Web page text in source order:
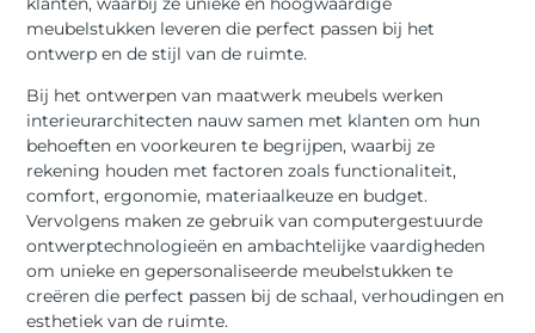
meubelstukken leveren die perfect passen bij het
ontwerp en de stijl van de ruimte.
Bij het ontwerpen van maatwerk meubels werken
interieurarchitecten nauw samen met klanten om hun
behoeften en voorkeuren te begrijpen, waarbij ze
rekening houden met factoren zoals functionaliteit,
comfort, ergonomie, materiaalkeuze en budget.
Vervolgens maken ze gebruik van computergestuurde
ontwerptechnologieën en ambachtelijke vaardigheden
om unieke en gepersonaliseerde meubelstukken te
creëren die perfect passen bij de schaal, verhoudingen en
esthetiek van de ruimte.